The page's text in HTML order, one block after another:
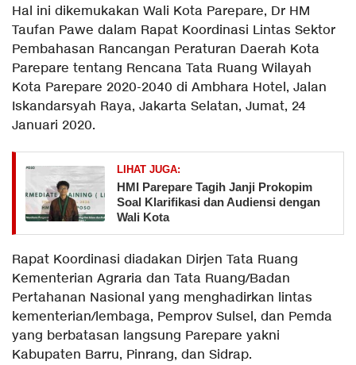
Hal ini dikemukakan Wali Kota Parepare, Dr HM
Taufan Pawe dalam Rapat Koordinasi Lintas Sektor
Pembahasan Rancangan Peraturan Daerah Kota
Parepare tentang Rencana Tata Ruang Wilayah
Kota Parepare 2020-2040 di Ambhara Hotel, Jalan
Iskandarsyah Raya, Jakarta Selatan, Jumat, 24
Januari 2020.
LIHAT JUGA:
HMI Parepare Tagih Janji Prokopim
Soal Klarifikasi dan Audiensi dengan
Wali Kota
Rapat Koordinasi diadakan Dirjen Tata Ruang
Kementerian Agraria dan Tata Ruang/Badan
Pertahanan Nasional yang menghadirkan lintas
kementerian/lembaga, Pemprov Sulsel, dan Pemda
yang berbatasan langsung Parepare yakni
Kabupaten Barru, Pinrang, dan Sidrap.